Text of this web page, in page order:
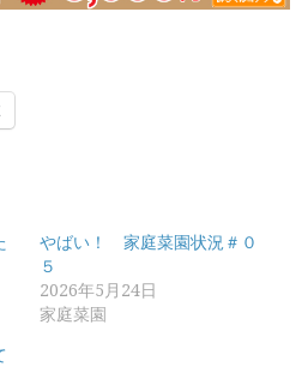
やばい！ 家庭菜園状況＃０
５
2026年5月24日
家庭菜園